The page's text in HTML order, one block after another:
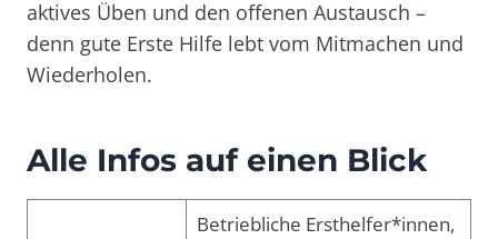
aktives Üben und den offenen Austausch –
denn gute Erste Hilfe lebt vom Mitmachen und
Wiederholen.
Alle Infos auf einen Blick
Betriebliche Ersthelfer*innen,